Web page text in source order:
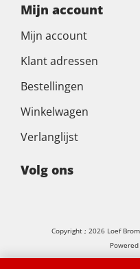
Mijn account
Mijn account
Klant adressen
Bestellingen
Winkelwagen
Verlanglijst
Volg ons
Copyright ; 2026 Loef